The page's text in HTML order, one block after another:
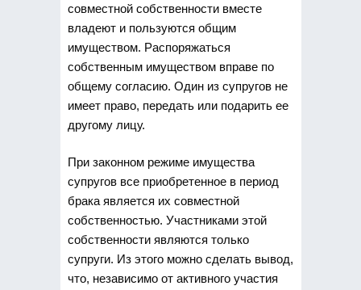
совместной собственности вместе
владеют и пользуются общим
имуществом. Распоряжаться
собственным имуществом вправе по
общему согласию. Один из супругов не
имеет право, передать или подарить ее
другому лицу.
При законном режиме имущества
супругов все приобретенное в период
брака является их совместной
собственностью. Участниками этой
собственности являются только
супруги. Из этого можно сделать вывод,
что, независимо от активного участия